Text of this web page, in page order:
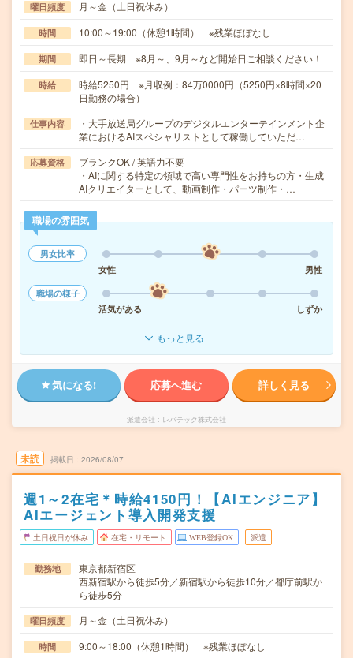
曜日頻度 月～金（土日祝休み）
時間 10:00～19:00（休憩1時間） ※残業ほぼなし
期間 即日～長期 ※8月～、9月～など開始日ご相談ください！
時給
時給5250円 ※月収例：84万0000円（5250円×8時間×20
日勤務の場合）
仕事内容
・大手放送局グループのデジタルエンターテインメント企
業におけるAIスペシャリストとして稼働していただ…
応募資格
ブランクOK / 英語力不要
・AIに関する特定の領域で高い専門性をお持ちの方・生成
AIクリエイターとして、動画制作・パーツ制作・…
職場の雰囲気
男女比率
女性
男性
職場の様子
活気がある
しずか
もっと見る
気になる! 応募へ進む 詳しく見る
派遣会社 レバテック株式会社
未読 掲載日 2026/08/07
週1～2在宅＊時給4150円！【AIエンジニア】
AIエージェント導入開発支援
土日祝日が休み 在宅・リモート WEB登録OK 派遣
勤務地
東京都新宿区
西新宿駅から徒歩5分／新宿駅から徒歩10分／都庁前駅か
ら徒歩5分
曜日頻度 月～金（土日祝休み）
時間 9:00～18:00（休憩1時間） ※残業ほぼなし